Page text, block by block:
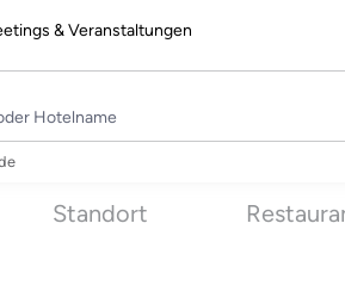
& Veranstaltungen
Hotelname
Standort